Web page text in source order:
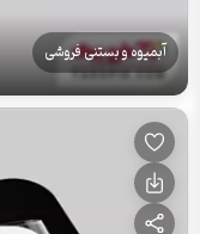
آبمیوه و بستنی فروشی